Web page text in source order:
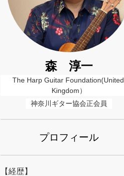
森 淳一
The Harp Guitar Foundation(United
Kingdom）
神奈川ギター協会正会員
プロフィール
【経歴】